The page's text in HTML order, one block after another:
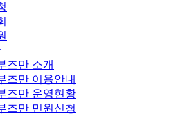
즈만 소개
즈만 이용안내
즈만 운영현황
즈만 민원신청